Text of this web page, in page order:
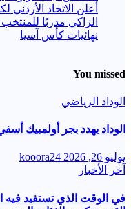
أعلن الاتحاد الأردني
الزاكي مدربًا
نهائيات كأس آسيا
You missed
الوداد الرياضي
الوداد يهدد بجر أولمبيك
يوليو 26, 2026
kooora24
آخر الأخبار
في الوقت الذي تستفيد فيه